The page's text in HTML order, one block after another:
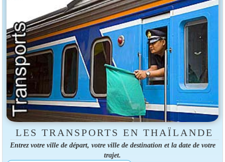
LES TRANSPORTS EN THAÏLANDE
Entrez votre ville de départ, votre ville de destination et la date de votre
trajet.